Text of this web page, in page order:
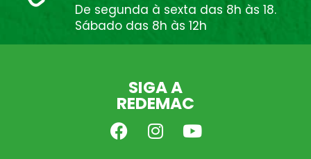
De segunda à sexta das 8h às 18.
Sábado das 8h às 12h
SIGA A
REDEMAC